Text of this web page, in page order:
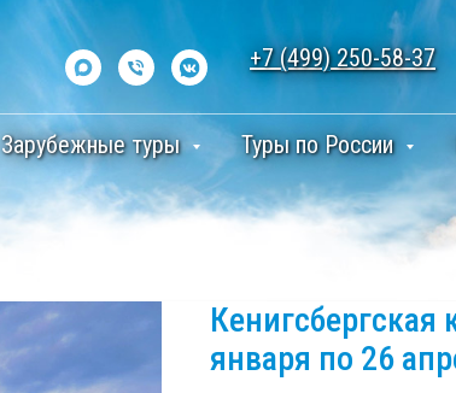
+7 (499) 250-58-37
Зарубежные туры Туры по России
Кенигсбергская
января по 26